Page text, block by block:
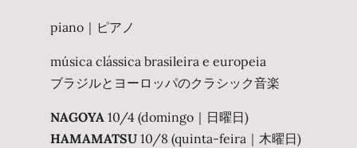
piano｜ピアノ
música clássica brasileira e europeia
ブラジルとヨーロッパのクラシック音楽
NAGOYA10/4 (domingo｜日曜日)
HAMAMATSU10/8 (quinta-feira｜木曜日)